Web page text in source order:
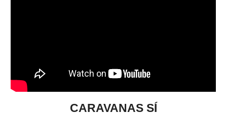
CARAVANAS SÍ